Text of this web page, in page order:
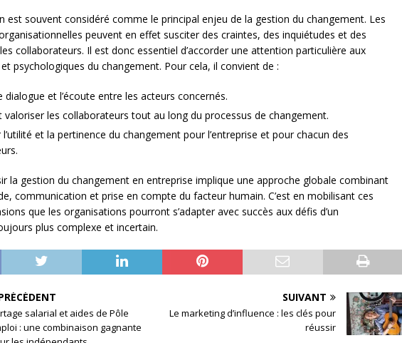
est souvent considéré comme le principal enjeu de la gestion du changement. Les
peuvent en effet susciter des craintes, des inquiétudes et des
collaborateurs. Il est donc essentiel d’accorder une attention particulière aux
psychologiques du changement. Pour cela, il convient de :
dialogue et l’écoute entre les acteurs concernés.
valoriser les collaborateurs tout au long du processus de changement.
et la pertinence du changement pour l’entreprise et pour chacun des
la gestion du changement en entreprise implique une approche globale combinant
communication et prise en compte du facteur humain. C’est en mobilisant ces
que les organisations pourront s’adapter avec succès aux défis d’un
plus complexe et incertain.
salarial et aides de Pôle
: une combinaison gagnante
SUIVANT
Le marketing d’influence : les clés pour
réussir